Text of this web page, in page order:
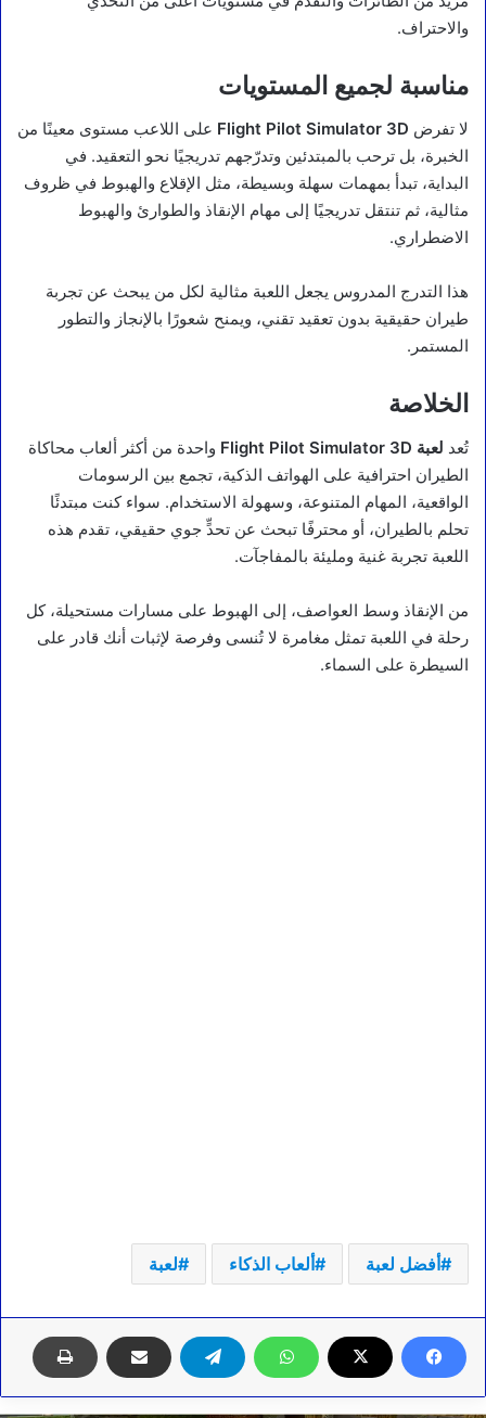
والاحتراف.
مناسبة لجميع المستويات
لا تفرض Flight Pilot Simulator 3D على اللاعب مستوى معينًا من
الخبرة، بل ترحب بالمبتدئين وتدرّجهم تدريجيًا نحو التعقيد. في
البداية، تبدأ بمهمات سهلة وبسيطة، مثل الإقلاع والهبوط في ظروف
مثالية، ثم تنتقل تدريجيًا إلى مهام الإنقاذ والطوارئ والهبوط
الاضطراري.
هذا التدرج المدروس يجعل اللعبة مثالية لكل من يبحث عن تجربة
طيران حقيقية بدون تعقيد تقني، ويمنح شعورًا بالإنجاز والتطور
المستمر.
الخلاصة
تُعد لعبة Flight Pilot Simulator 3D
واحدة من أكثر ألعاب محاكاة
الطيران احترافية على الهواتف الذكية، تجمع بين الرسومات
الواقعية، المهام المتنوعة، وسهولة الاستخدام. سواء كنت مبتدئًا
تحلم بالطيران، أو محترفًا تبحث عن تحدٍّ جوي حقيقي، تقدم هذه
اللعبة تجربة غنية ومليئة بالمفاجآت.
من الإنقاذ وسط العواصف، إلى الهبوط على مسارات مستحيلة، كل
رحلة في اللعبة تمثل مغامرة لا تُنسى وفرصة لإثبات أنك قادر على
السيطرة على السماء.
أفضل لعبة ألعاب الذكاء لعبة